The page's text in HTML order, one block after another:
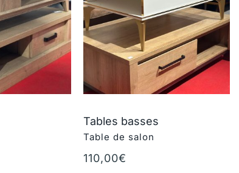
Tables basses
Table de salon
110,00€